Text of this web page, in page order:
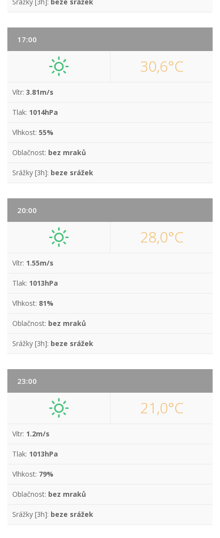
17:00
30,6°C
Vítr: 3.81m/s
Tlak: 1014hPa
Vlhkost: 55%
Oblačnost: bez mraků
Srážky [3h]: beze srážek
20:00
28,0°C
Vítr: 1.55m/s
Tlak: 1013hPa
Vlhkost: 81%
Oblačnost: bez mraků
Srážky [3h]: beze srážek
23:00
21,0°C
Vítr: 1.2m/s
Tlak: 1013hPa
Vlhkost: 79%
Oblačnost: bez mraků
Srážky [3h]: beze srážek